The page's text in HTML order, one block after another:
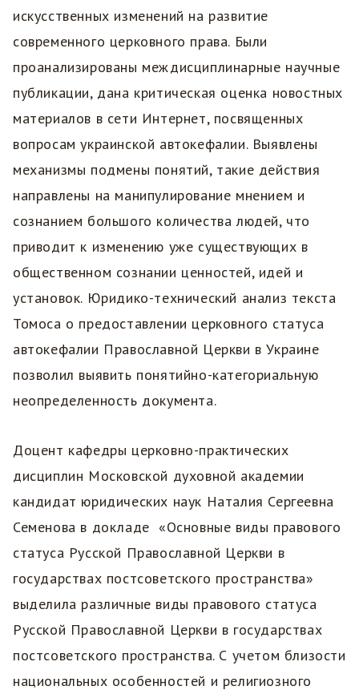
искусственных изменений на развитие
современного церковного права. Были
проанализированы междисциплинарные научные
публикации, дана критическая оценка новостных
материалов в сети Интернет, посвященных
вопросам украинской автокефалии. Выявлены
механизмы подмены понятий, такие действия
направлены на манипулирование мнением и
сознанием большого количества людей, что
приводит к изменению уже существующих в
общественном сознании ценностей, идей и
установок. Юридико-технический анализ текста
Томоса о предоставлении церковного статуса
автокефалии Православной Церкви в Украине
позволил выявить понятийно-категориальную
неопределенность документа.
Доцент кафедры церковно-практических
дисциплин Московской духовной академии
кандидат юридических наук Наталия Сергеевна
Семенова в докладе «Основные виды правового
статуса Русской Православной Церкви в
государствах постсоветского пространства»
выделила различные виды правового статуса
Русской Православной Церкви в государствах
постсоветского пространства. С учетом близости
национальных особенностей и религиозного